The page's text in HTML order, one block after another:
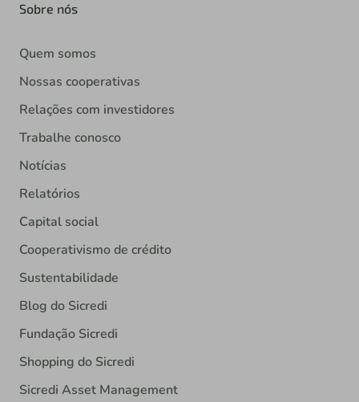
Sobre nós
Quem somos
Nossas cooperativas
Relações com investidores
Trabalhe conosco
Notícias
Relatórios
Capital social
Cooperativismo de crédito
Sustentabilidade
Blog do Sicredi
Fundação Sicredi
Shopping do Sicredi
Sicredi Asset Management